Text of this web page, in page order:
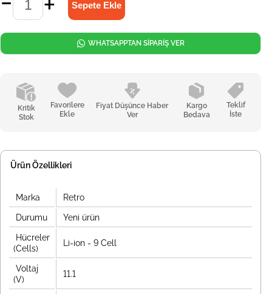
Kritik
Stok
Favorilere
Ekle
Fiyat Düşünce Haber
Ver
Kargo
Bedava
Teklif
İste
WHATSAPPTAN SİPARİŞ VER
Ürün Özellikleri
Marka Retro
Durumu Yeni ürün
Hücreler
(Cells)
Li-ion - 9 Cell
Voltaj
(V)
11.1